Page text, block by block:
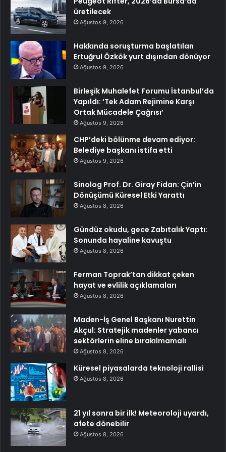
üretilecek
Ağustos 9, 2026
Hakkında soruşturma başlatılan
Ertuğrul Özkök yurt dışından dönüyor
Ağustos 9, 2026
Birleşik Muhalefet Forumu İstanbul’da
Yapıldı: ‘Tek Adam Rejimine Karşı
Ortak Mücadele Çağrısı’
Ağustos 9, 2026
CHP’deki bölünme devam ediyor:
Belediye başkanı istifa etti
Ağustos 9, 2026
Sinolog Prof. Dr. Giray Fidan: Çin’in
Dönüşümü Küresel Etki Yarattı
Ağustos 8, 2026
Gündüz okudu, gece Zabıtalık Yaptı:
Sonunda hayaline kavuştu
Ağustos 8, 2026
Ferman Toprak’tan dikkat çeken
hayat ve evlilik açıklamaları
Ağustos 8, 2026
Maden-İş Genel Başkanı Nurettin
Akçul: Stratejik madenler yabancı
sektörlerin eline bırakılmamalı
Ağustos 8, 2026
Küresel piyasalarda teknoloji rallisi
Ağustos 8, 2026
21 yıl sonra bir ilk! Meteoroloji uyardı,
afete dönebilir
Ağustos 8, 2026